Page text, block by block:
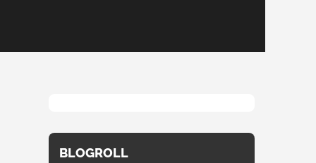
BLOGROLL